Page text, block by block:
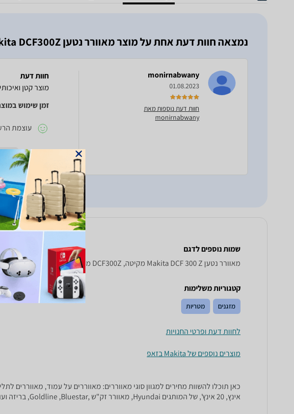
נמצאה חוות דעת אחת על מוצר ‏מאוורר נטען Makita DCF300Z מקיטה
monirnabwany
01.08.2023
חוות דעת נוספות מאת
monirnabwany
חוות דעת
מוצר קטן
זמן שימוש
עוצמת
חוו"ד עזרה
שמות נוספים לדגם
‏מאוורר נטען Makita DCF 300 Z מקיטה, DCF300Z מקיטה , מקיטה DCF300Z
קטגוריות משלימות
מזגנים מטריות
לחוות דעת ופרטי החנויות
מוצרים נוספים של Makita בזאפ
אינץ, 20 אינץ', של המותגים Hyundai, מאוורר זק"ש ,Goldline ,Bluestar, בריזה ועוד.